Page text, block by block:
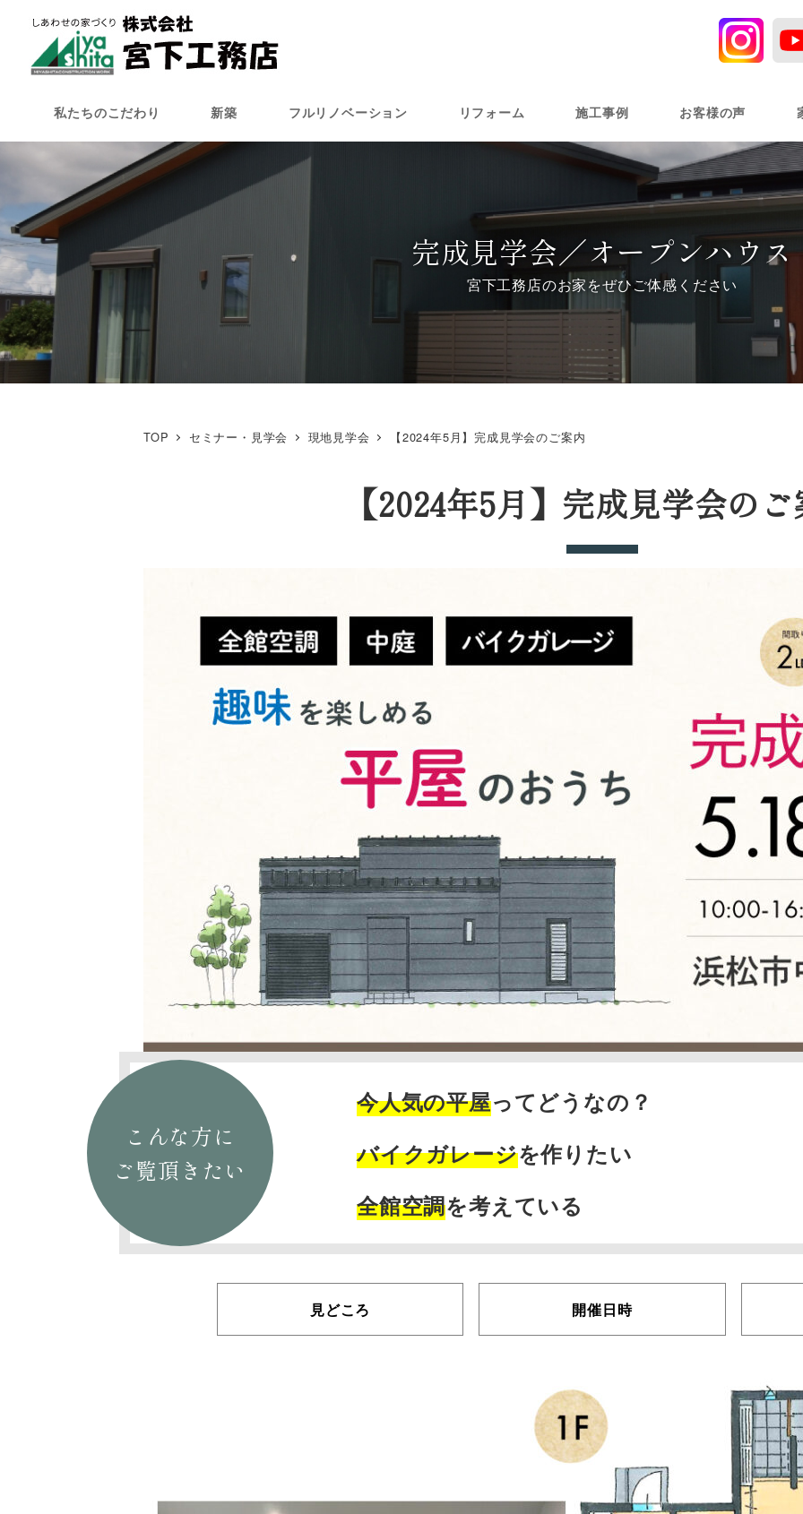
ン
動
私たちのこだわり 新築 フルリノベーション リフォーム 施工事例 お客様の声
完成見学会／オープンハウス
宮下工務店のお家をぜひご体感ください
TOP セミナー・見学会 現地見学会 【2024年5月】完成見学会のご案内
【2024年5月】完成見学会の
こんな方に
ご覧頂きたい
今人気の平屋ってどうなの？
バイクガレージを作りたい
全館空調を考えている
見どころ 開催日時